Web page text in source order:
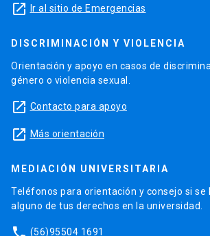
launch Ir al sitio de Emergencias
DISCRIMINACIÓN Y VIOLENCIA
Orientación y apoyo en casos de
género o violencia sexual.
launch Contacto para apoyo
launch Más orientación
MEDIACIÓN UNIVERSITARIA
Teléfonos para orientación y consejo si se
alguno de tus derechos en la universidad.
(56)95504 1691